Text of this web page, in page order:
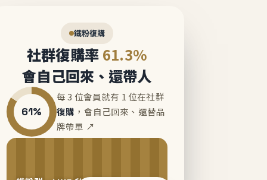
鐵粉復購
社群復購率 61.3%
會自己回來、還帶人
61%
每 3 位會員就有 1 位在社群
復購 ，會自己回來、還替品
牌帶單 ↗